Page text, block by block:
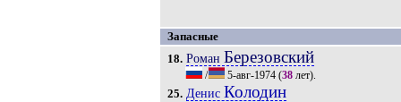
Запасные
18. Роман Березовский
/ 5-авг-1974(38лет).
25. Денис Колодин